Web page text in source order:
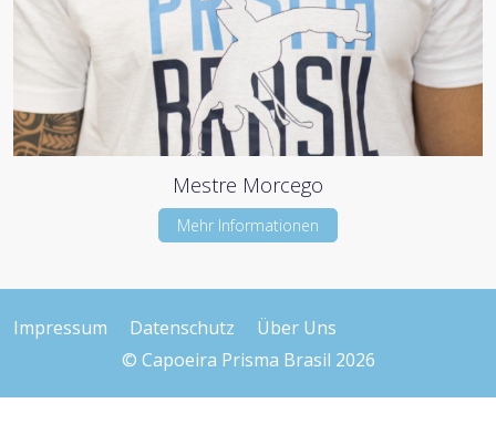
Mestre Morcego
Mehr Informationen
Impressum Datenschutz
Über Uns
© Capoeira Prisma Brasil 2026